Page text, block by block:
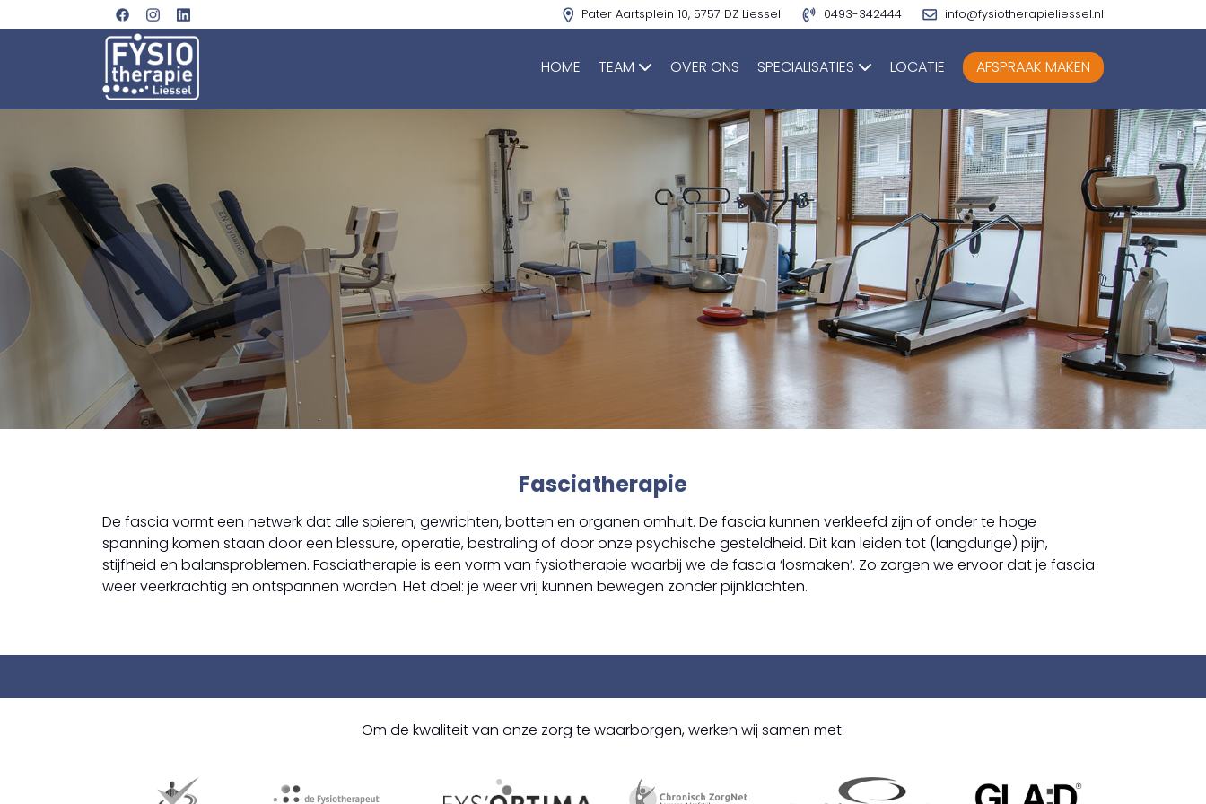
Pater Aartsplein 10, 5757 DZ Liessel 0493-342444 info@fysiotherapieliessel.nl
HOME TEAM OVER ONS SPECIALISATIES LOCATIE AFSPRAAK MAKEN
Fasciatherapie
De fascia vormt een netwerk dat alle spieren, gewrichten, botten en organen omhult. De fascia kunnen verkleefd zijn of onder te hoge
spanning komen staan door een blessure, operatie, bestraling of door onze psychische gesteldheid. Dit kan leiden tot (langdurige) pijn,
stijfheid en balansproblemen. Fasciatherapie is een vorm van fysiotherapie waarbij we de fascia ‘losmaken’. Zo zorgen we ervoor dat je fascia
weer veerkrachtig en ontspannen worden. Het doel: je weer vrij kunnen bewegen zonder pijnklachten.
Om de kwaliteit van onze zorg te waarborgen, werken wij samen met: